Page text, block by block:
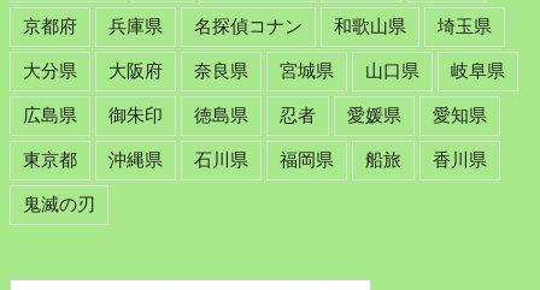
京都府 兵庫県 名探偵コナン 和歌山県 埼玉県
大分県 大阪府 奈良県 宮城県 山口県 岐阜県
広島県 御朱印 徳島県 忍者 愛媛県 愛知県
東京都 沖縄県 石川県 福岡県 船旅 香川県
鬼滅の刃